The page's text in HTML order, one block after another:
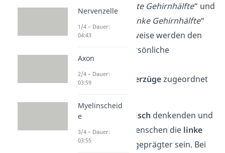
emotionale rechte Gehirnhälfte“ und
analytische linke Gehirnhälfte“
gesprochen. Teilweise werden den
Hälften sogar persönliche
Denkweisen und
einzelneCharakterzügezugeordnet
So soll bei
analytisch denkenden und
berechnenden Menschen die linke
Gehirnhälfte ausgeprägter sein. Bei
Nervenzelle
1/4 – Dauer:
04:43
Axon
2/4 – Dauer:
03:59
Myelinscheid
e
3/4 – Dauer:
03:55